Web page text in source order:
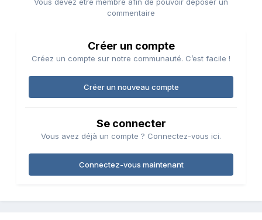
Vous devez être membre afin de pouvoir déposer un
commentaire
Créer un compte
Créez un compte sur notre communauté. C’est facile !
Créer un nouveau compte
Se connecter
Vous avez déjà un compte ? Connectez-vous ici.
Connectez-vous maintenant